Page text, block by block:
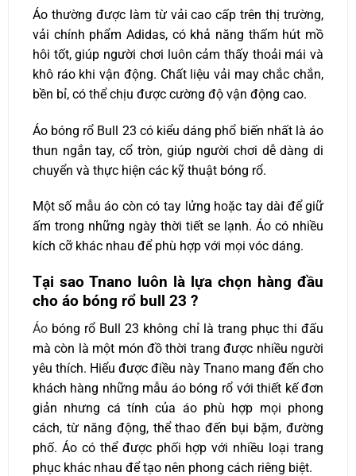
Áo thường được làm từ vải cao cấp trên thị trường,
vải chính phẩm Adidas, có khả năng thấm hút mồ
hôi tốt, giúp người chơi luôn cảm thấy thoải mái và
khô ráo khi vận động. Chất liệu vải may chắc chắn,
bền bỉ, có thể chịu được cường độ vận động cao.
Áo bóng rổ Bull 23 có kiểu dáng phổ biến nhất là áo
thun ngắn tay, cổ tròn, giúp người chơi dễ dàng di
chuyển và thực hiện các kỹ thuật bóng rổ.
Một số mẫu áo còn có tay lửng hoặc tay dài để giữ
ấm trong những ngày thời tiết se lạnh.Áo có nhiều
kích cỡ khác nhau để phù hợp với mọi vóc dáng.
Tại sao Tnano luôn là lựa chọn hàng đầu
cho áo bóng rổ bull 23 ?
Áobóng rổ Bull 23 không chỉ là trang phục thi đấu
mà còn là một món đồ thời trang được nhiều người
yêu thích. Hiểu được điều này Tnano mang đến cho
khách hàng những mẫu áo bóng rổ với thiết kế đơn
giản nhưng cá tính của áo phù hợp mọi phong
cách, từ năng động, thể thao đến bụi bặm, đường
phố. Áo có thể được phối hợp với nhiều loại trang
phục khác nhau để tạo nên phong cách riêng biệt.